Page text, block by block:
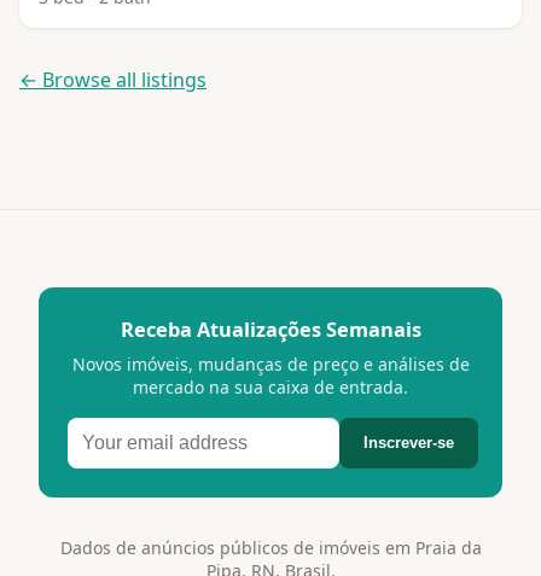
← Browse all listings
Receba Atualizações Semanais
Novos imóveis, mudanças de preço e análises de
mercado na sua caixa de entrada.
Inscrever-se
Dados de anúncios públicos de imóveis em Praia da
Pipa, RN, Brasil.